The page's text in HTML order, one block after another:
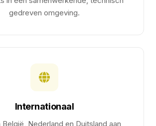
gedreven omgeving.
Internationaal
België, Nederland en Duitsland aan